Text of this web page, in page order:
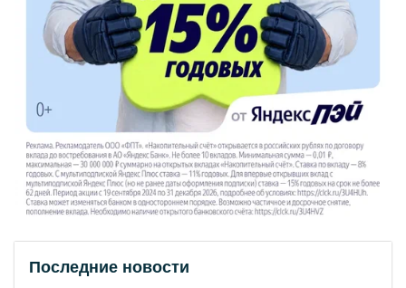
Последние новости